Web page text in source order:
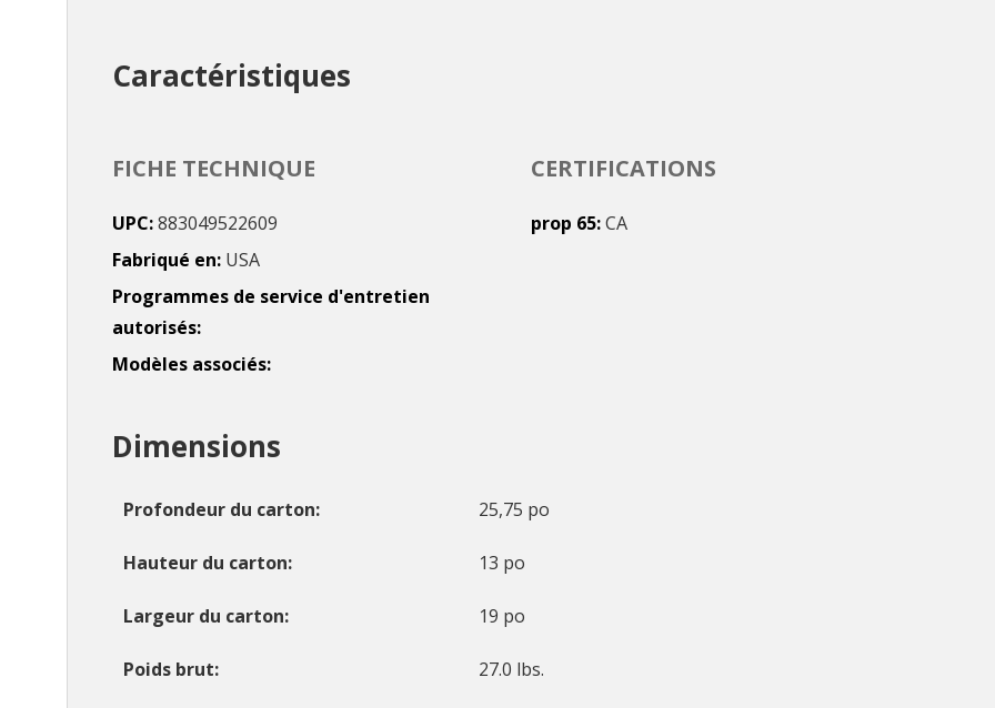
Caractéristiques
FICHE TECHNIQUE
UPC 883049522609
Fabriqué en USA
Programmes de service d'entretien
autorisés
Modèles associés
CERTIFICATIONS
prop 65 CA
Dimensions
Profondeur du carton 25,75 po
Hauteur du carton 13 po
Largeur du carton 19 po
Poids brut 27.0 lbs.